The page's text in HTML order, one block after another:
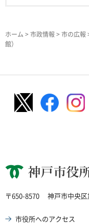
ホーム > 市政情報 > 市の広報
館）
神戸市役所
〒650-8570 神戸市中央
市役所へのアクセス